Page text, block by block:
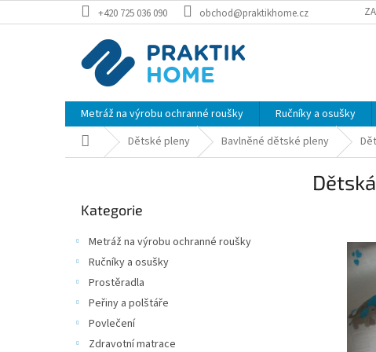
na
+420 725 036 090 obchod@praktikhome.cz
Metráž na výrobu ochranné roušky Ručníky a osušky
Domů Dětské pleny Bavlněné dětské pleny
kategorie
Kategorie
Metráž na výrobu ochranné roušky
Ručníky a osušky
Prostěradla
Peřiny a polštáře
Povlečení
Zdravotní matrace